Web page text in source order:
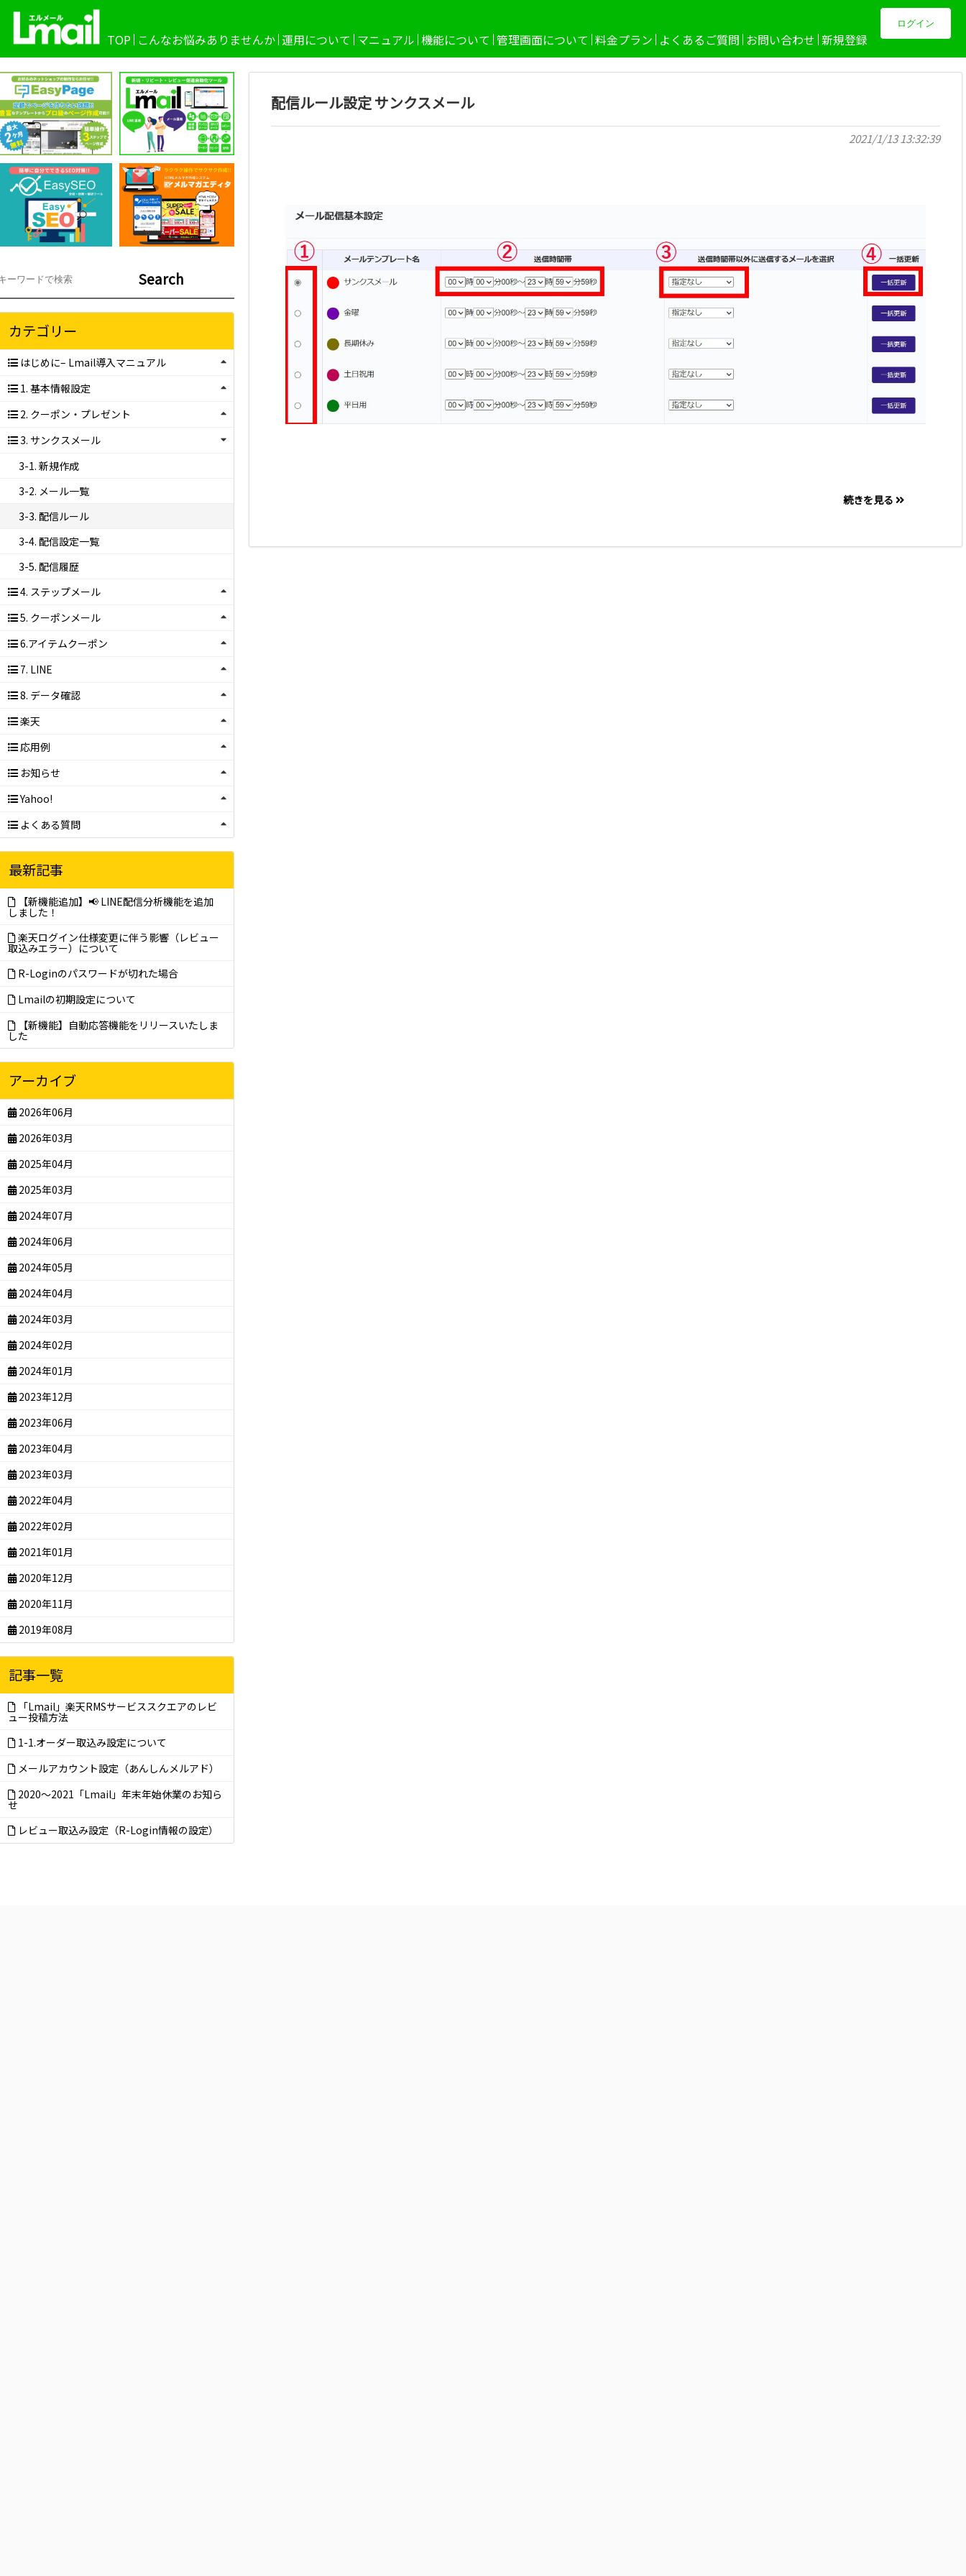
TOP こんなお悩みありませんか 運用について マニュアル 機能について 管理画面について 料金プラン よくあるご質問 お問い合わせ 新規登録
ログイン
配信ルール設定 サンクスメール
2021/1/13 13:32:39
続きを見る
Search
カテゴリー
はじめに– Lmail導入マニュアル
1. 基本情報設定
2. クーポン・プレゼント
3. サンクスメール
3-1. 新規作成
3-2. メール一覧
3-3. 配信ルール
3-4. 配信設定一覧
3-5. 配信履歴
4. ステップメール
5. クーポンメール
6.アイテムクーポン
7. LINE
8. データ確認
楽天
応用例
お知らせ
Yahoo!
よくある質問
最新記事
【新機能追加】📢 LINE配信分析機能を追加
しました！
楽天ログイン仕様変更に伴う影響（レビュー
取込みエラー）について
R-Loginのパスワードが切れた場合
Lmailの初期設定について
【新機能】自動応答機能をリリースいたしま
した
アーカイブ
2026年06月
2026年03月
2025年04月
2025年03月
2024年07月
2024年06月
2024年05月
2024年04月
2024年03月
2024年02月
2024年01月
2023年12月
2023年06月
2023年04月
2023年03月
2022年04月
2022年02月
2021年01月
2020年12月
2020年11月
2019年08月
記事一覧
「Lmail」楽天RMSサービススクエアのレビ
ュー投稿方法
1-1.オーダー取込み設定について
メールアカウント設定（あんしんメルアド）
2020～2021「Lmail」年末年始休業のお知ら
せ
レビュー取込み設定（R-Login情報の設定）